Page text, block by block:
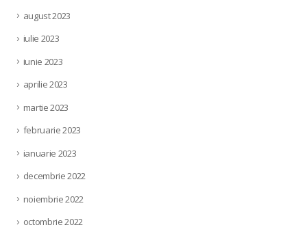
august 2023
iulie 2023
iunie 2023
aprilie 2023
martie 2023
februarie 2023
ianuarie 2023
decembrie 2022
noiembrie 2022
octombrie 2022